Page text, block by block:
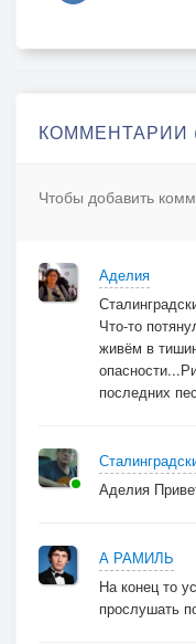
КОММЕНТАРИИ
Чтобы добавить
Аделия
Что-то
живём в
последних
Аделия
А РАМИЛЬ
На конец то
прослушать